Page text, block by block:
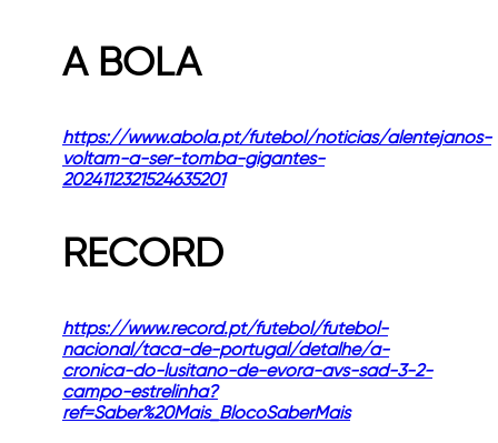
A BOLA
https://www.abola.pt/futebol/noticias/alentejanos-
voltam-a-ser-tomba-gigantes-
2024112321524635201
RECORD
https://www.record.pt/futebol/futebol-
nacional/taca-de-portugal/detalhe/a-
cronica-do-lusitano-de-evora-avs-sad-3-2-
campo-estrelinha?
ref=Saber%20Mais_BlocoSaberMais